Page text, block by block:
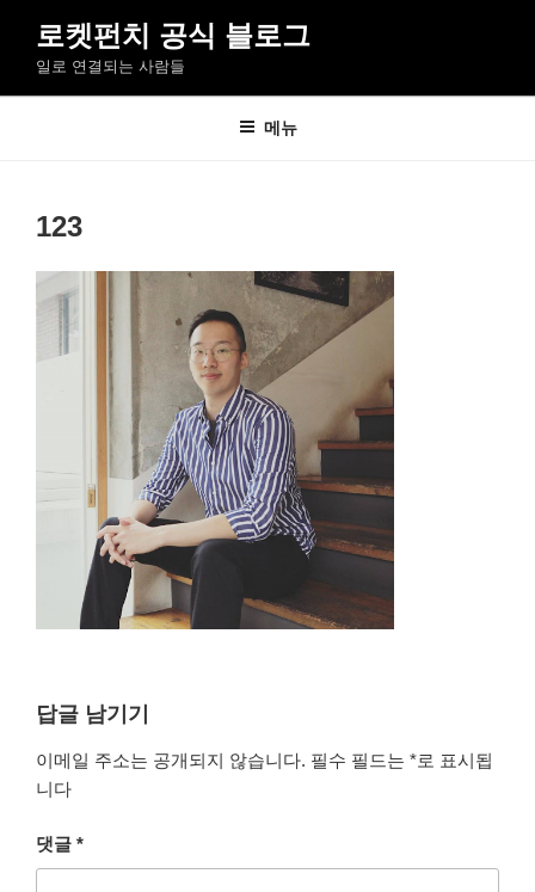
로
로켓펀치 공식 블로그
일로 연결되는 사람들
메뉴
123
답글 남기기
이메일 주소는 공개되지 않습니다. 필수 필드는 *로 표시됩
니다
댓글 *